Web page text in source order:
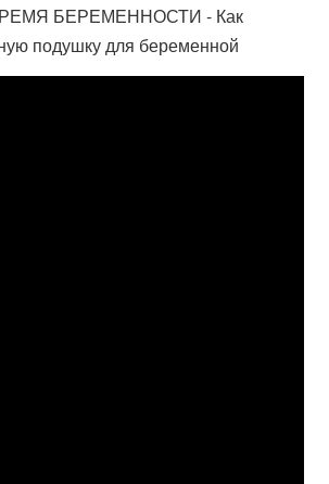
БЕРЕМЕННОСТИ - Как
подушку для беременной